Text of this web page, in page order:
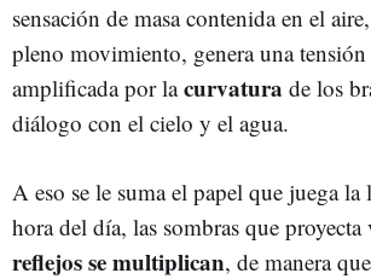
sensación de masa contenida en el
pleno movimiento, genera una
amplificada por lacurvatura de los
diálogo con el cielo y el agua.
A eso se le suma el papel que juega
hora del día, las sombras que proyecta
reflejos se multiplican, de manera